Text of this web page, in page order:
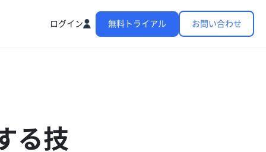
ログイン 無料トライアル お問い合わせ
る技